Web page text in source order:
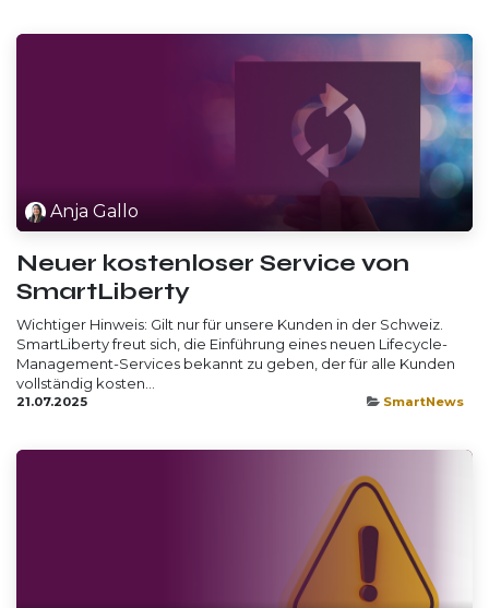
Anja Gallo
Neuer kostenloser Service von
SmartLiberty
Wichtiger Hinweis: Gilt nur für unsere Kunden in der Schweiz.
SmartLiberty freut sich, die Einführung eines neuen Lifecycle-
Management-Services bekannt zu geben, der für alle Kunden
vollständig kosten...
21.07.2025 SmartNews